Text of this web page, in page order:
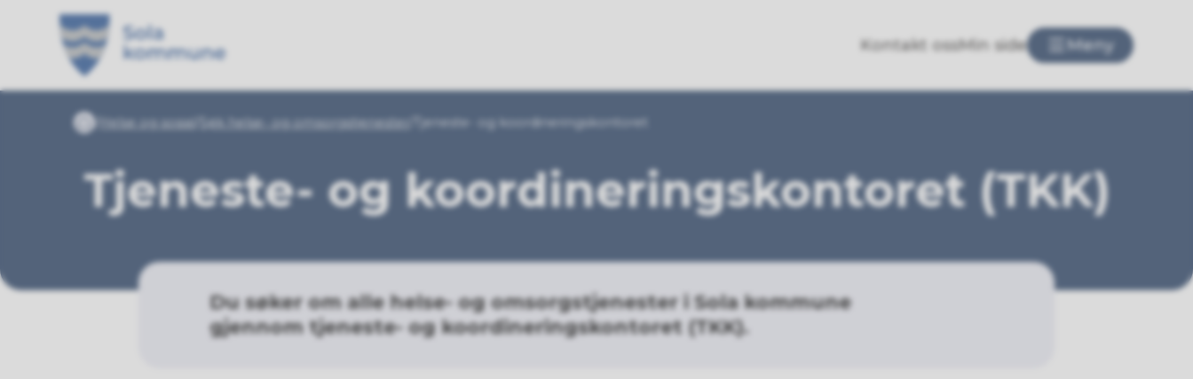
Sola kommune
Kontakt ossMin side Meny
Du er her:
Forside
Helse og sosial Søk helse- og omsorgstjenester Tjeneste- og koordineringskontoret
Tjeneste- og koordineringskontoret (TKK)
Du søker om alle helse- og omsorgstjenester i Sola kommune
gjennom tjeneste- og koordineringskontoret (TKK).